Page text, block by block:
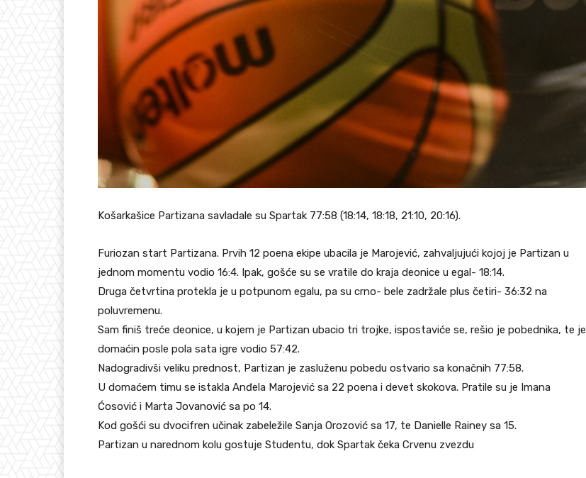
Košarkašice Partizana savladale su Spartak 77:58 (18:14, 18:18, 21:10, 20:16).
Furiozan start Partizana. Prvih 12 poena ekipe ubacila je Marojević, zahvaljujući kojoj je Partizan u
jednom momentu vodio 16:4. Ipak, gošće su se vratile do kraja deonice u egal- 18:14.
Druga četvrtina protekla je u potpunom egalu, pa su crno- bele zadržale plus četiri- 36:32 na
poluvremenu.
Sam finiš treće deonice, u kojem je Partizan ubacio tri trojke, ispostaviće se, rešio je pobednika, te je
domaćin posle pola sata igre vodio 57:42.
Nadogradivši veliku prednost, Partizan je zasluženu pobedu ostvario sa konačnih 77:58.
U domaćem timu se istakla Anđela Marojević sa 22 poena i devet skokova. Pratile su je Imana
Ćosović i Marta Jovanović sa po 14.
Kod gošći su dvocifren učinak zabeležile Sanja Orozović sa 17, te Danielle Rainey sa 15.
Partizan u narednom kolu gostuje Studentu, dok Spartak čeka Crvenu zvezdu